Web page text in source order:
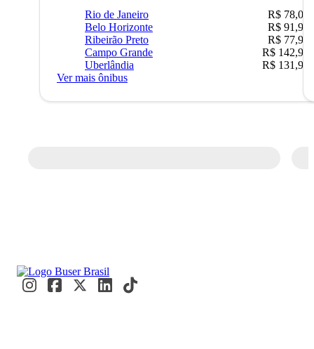
Rio de Janeiro
R$ 78,02
Belo Horizonte
R$ 91,90
Ribeirão Preto
R$ 77,90
Campo Grande
R$ 142,90
Uberlândia
R$ 131,90
Ver mais ônibus